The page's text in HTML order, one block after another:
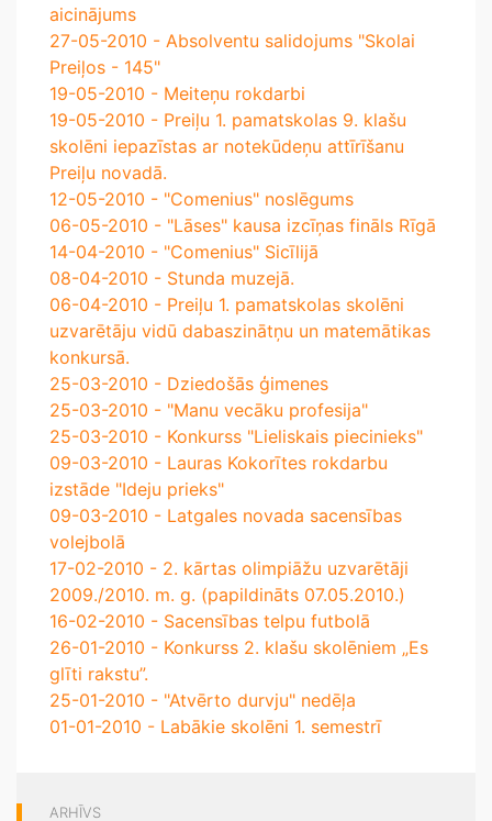
aicinājums
27-05-2010 - Absolventu salidojums "Skolai
Preiļos - 145"
19-05-2010 - Meiteņu rokdarbi
19-05-2010 - Preiļu 1. pamatskolas 9. klašu
skolēni iepazīstas ar notekūdeņu attīrīšanu
Preiļu novadā.
12-05-2010 - "Comenius" noslēgums
06-05-2010 - "Lāses" kausa izcīņas fināls Rīgā
14-04-2010 - "Comenius" Sicīlijā
08-04-2010 - Stunda muzejā.
06-04-2010 - Preiļu 1. pamatskolas skolēni
uzvarētāju vidū dabaszinātņu un matemātikas
konkursā.
25-03-2010 - Dziedošās ģimenes
25-03-2010 - "Manu vecāku profesija"
25-03-2010 - Konkurss "Lieliskais piecinieks"
09-03-2010 - Lauras Kokorītes rokdarbu
izstāde "Ideju prieks"
09-03-2010 - Latgales novada sacensības
volejbolā
17-02-2010 - 2. kārtas olimpiāžu uzvarētāji
2009./2010. m. g. (papildināts 07.05.2010.)
16-02-2010 - Sacensības telpu futbolā
26-01-2010 - Konkurss 2. klašu skolēniem „Es
glīti rakstu”.
25-01-2010 - "Atvērto durvju" nedēļa
01-01-2010 - Labākie skolēni 1. semestrī
ARHĪVS